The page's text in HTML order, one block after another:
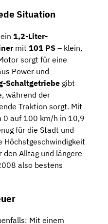
Situation
1,2-Liter-
mit 101 PS – klein,
sorgt für eine
Power und
Schaltgetriebe gibt
während der
Traktion sorgt. Mit
0 auf 100 km/h in 10,9
für die Stadt und
Höchstgeschwindigkeit
Alltag und längere
also bestens
Mit einem